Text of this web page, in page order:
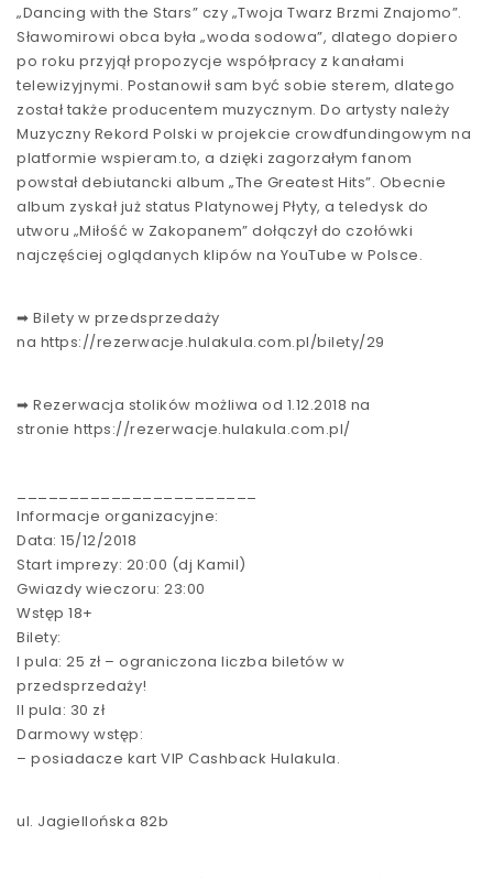
„Dancing with the Stars” czy „Twoja Twarz Brzmi Znajomo”.
Sławomirowi obca była „woda sodowa”, dlatego dopiero
po roku przyjął propozycje współpracy z kanałami
telewizyjnymi. Postanowił sam być sobie sterem, dlatego
został także producentem muzycznym. Do artysty należy
Muzyczny Rekord Polski w projekcie crowdfundingowym na
platformie wspieram.to, a dzięki zagorzałym fanom
powstał debiutancki album „The Greatest Hits”. Obecnie
album zyskał już status Platynowej Płyty, a teledysk do
utworu „Miłość w Zakopanem” dołączył do czołówki
najczęściej oglądanych klipów na YouTube w Polsce.
➡ Bilety w przedsprzedaży
na https://rezerwacje.hulakula.com.pl/bilety/29
➡ Rezerwacja stolików możliwa od 1.12.2018 na
stronie https://rezerwacje.hulakula.com.pl/
Informacje organizacyjne:
Data: 15/12/2018
Start imprezy: 20:00 (dj Kamil)
Gwiazdy wieczoru: 23:00
Wstęp 18+
Bilety:
I pula: 25 zł – ograniczona liczba biletów w
przedsprzedaży!
II pula: 30 zł
Darmowy wstęp:
– posiadacze kart VIP Cashback Hulakula.
ul. Jagiellońska 82b